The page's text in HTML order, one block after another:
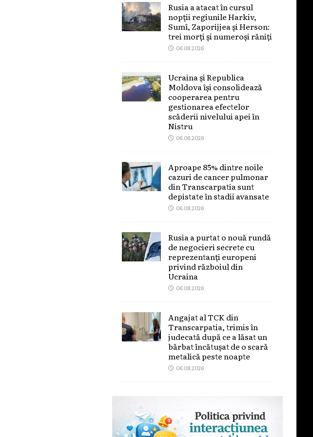
Rusia a atacat în cursul
nopții regiunile Harkiv,
Sumî, Zaporijjea și Herson:
trei morți și numeroși răniți
06.08.2026
Ucraina și Republica
Moldova își consolidează
cooperarea pentru
gestionarea efectelor
scăderii nivelului apei în
Nistru
06.08.2026
Aproape 85% dintre noile
cazuri de cancer pulmonar
din Transcarpatia sunt
depistate în stadii avansate
06.08.2026
Rusia a purtat o nouă rundă
de negocieri secrete cu
reprezentanți europeni
privind războiul din
Ucraina
06.08.2026
Angajat al TCK din
Transcarpatia, trimis în
judecată după ce a lăsat un
bărbat încătușat de o scară
metalică peste noapte
06.08.2026